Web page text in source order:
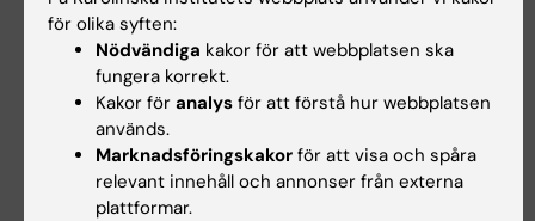
Om du behöver skjuta upp din studiestart kan
du ansöka om anstånd. Det beviljas bara vid
särskilda skäl. Du hittar information om det
och ansökningslänk
Antagningen
vid KI om du har frågor eller vill ansöka om
anstånd.
för olika syften:
Nödvändiga kakor för att webbplatsen ska
fungera korrekt.
Kakor för analys för att förstå hur webbplatsen
används.
Marknadsföringskakor för att visa och spåra
relevant innehåll och annonser från externa
plattformar.